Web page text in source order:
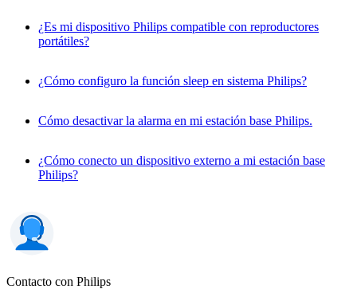
¿Es mi dispositivo Philips compatible con reproductores
portátiles?
¿Cómo configuro la función sleep en sistema Philips?
Cómo desactivar la alarma en mi estación base Philips.
¿Cómo conecto un dispositivo externo a mi estación base
Philips?
Contacto con Philips